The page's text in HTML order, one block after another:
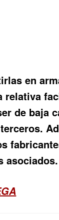
en
relativa
de baja
asociados.